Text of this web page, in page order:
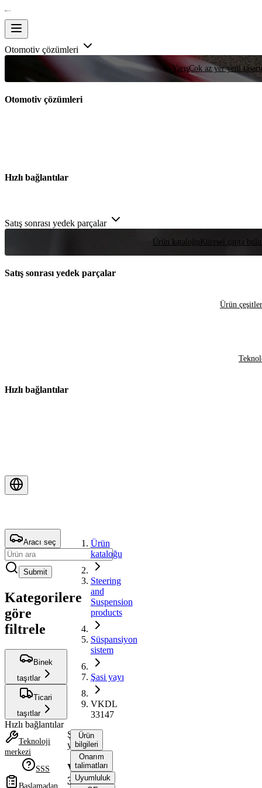
Otomotiv çözümleri
YarışÇok az yer yeni
Otomotiv çözümleri
Hızlı bağlantılar
Satış sonrası yedek parçalar
Ürün kataloğu Küresel çapta
Satış sonrası yedek parçalar
Ürün
Hızlı bağlantılar
Aracı seç
Submit
Kategorilere
göre
filtrele
Binek
taşıtlar
Ticari
taşıtlar
Hızlı bağlantılar
Teknoloji
merkezi
SSS
Başlamadan
Ürün
kataloğu
Steering
and
Suspension
products
Süspansiyon
sistem
Şasi yayı
VKDL
33147
Şasi
yayı
VKDL
33147
Ürün
bilgileri
Onarım
talimatları
Uyumluluk